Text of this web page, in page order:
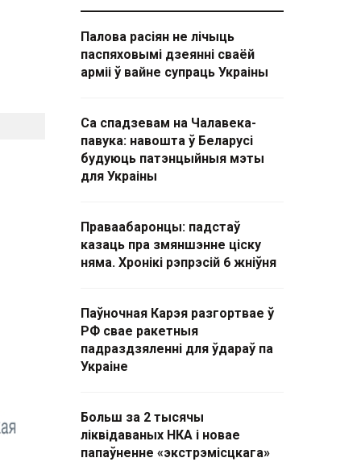
Палова расіян не лічыць
паспяховымі дзеянні сваёй
арміі ў вайне супраць Украіны
Са спадзевам на Чалавека-
павука: навошта ў Беларусі
будуюць патэнцыйныя мэты
для Украіны
Праваабаронцы: падстаў
казаць пра змяншэнне ціску
няма. Хронікі рэпрэсій 6 жніўня
Паўночная Карэя разгортвае ў
РФ свае ракетныя
падраздзяленні для ўдараў па
Украіне
Больш за 2 тысячы
ліквідаваных НКА і новае
папаўненне «экстрэмісцкага»